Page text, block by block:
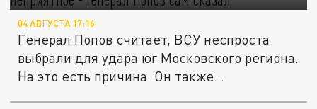
04 АВГУСТА 17:16
Генерал Попов считает, ВСУ неспроста
выбрали для удара юг Московского региона.
На это есть причина. Он также...
ВСУ начали контрнаступление? Подоляка: